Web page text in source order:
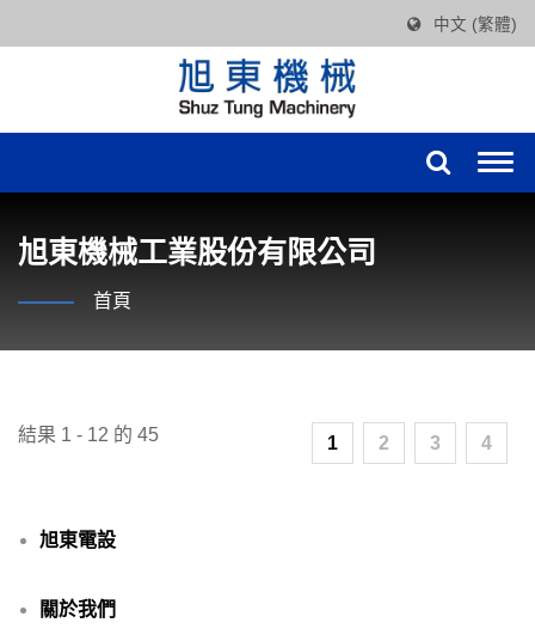
中文 (繁體)
旭東機械工業股份有限公司
首頁
結果 1 - 12 的 45 1 2 3 4
旭東電設
關於我們